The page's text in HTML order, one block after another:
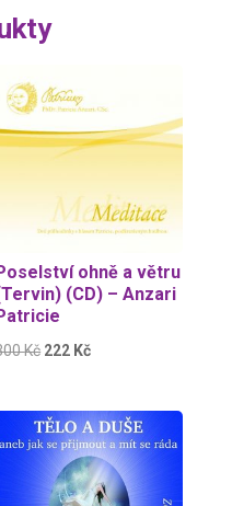
Sleva!
ohně a větru
(CD) – Anzari
Kč Původní
byla:
300 Kč.
222 KčAktuální
je:
222 Kč.
Sleva!